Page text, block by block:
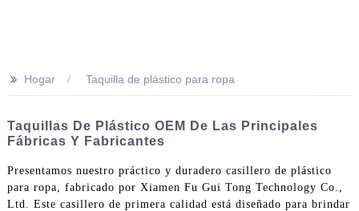
>> Hogar Taquilla de plástico para ropa
Taquillas De Plástico OEM De Las Principales
Fábricas Y Fabricantes
Presentamos nuestro práctico y duradero casillero de plástico
para ropa, fabricado por Xiamen Fu Gui Tong Technology Co.,
Ltd. Este casillero de primera calidad está diseñado para brindar